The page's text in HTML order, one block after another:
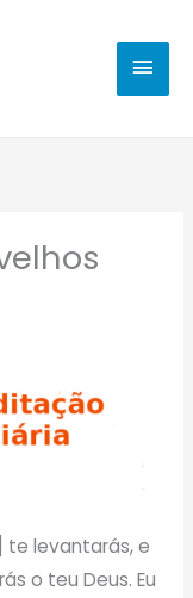
te levantarás, e
o teu Deus. Eu